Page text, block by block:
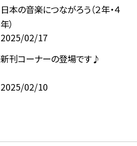
日本の音楽につながろう（２年・４
年）
2025/02/17
新刊コーナーの登場です♪
2025/02/10